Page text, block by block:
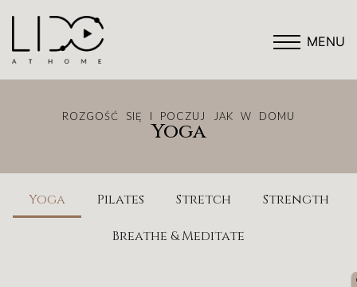
MENU
ROZGOŚĆ SIĘ I POCZUJ JAK W DOMU
Yoga
Yoga Pilates Stretch Strength
Breathe & Meditate